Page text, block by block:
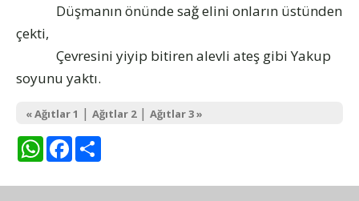
Düşmanın önünde sağ elini onların üstünden
çekti,
Çevresini yiyip bitiren alevli ateş gibi Yakup
soyunu yaktı.
« Ağıtlar 1 | Ağıtlar 2| Ağıtlar 3 »
WhatsAppFacebook